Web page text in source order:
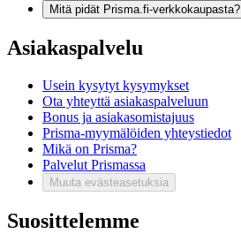
Mitä pidät Prisma.fi-verkkokaupasta?
Asiakaspalvelu
Usein kysytyt kysymykset
Ota yhteyttä asiakaspalveluun
Bonus ja asiakasomistajuus
Prisma-myymälöiden yhteystiedot
Mikä on Prisma?
Palvelut Prismassa
Muuta evästeasetuksia
Suosittelemme